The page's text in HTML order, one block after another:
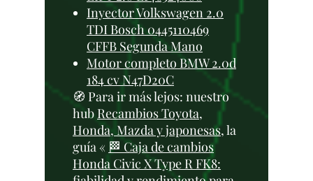
Inyector Volkswagen 2.0
TDI Bosch 0445110469
CFFB Segunda Mano
Motor completo BMW 2.0d
184 cv N47D20C
🧭 Para ir más lejos: nuestro
hubRecambios Toyota,
Honda, Mazda y japonesas, la
guía « 🏁 Caja de cambios
Honda Civic X Type R FK8: